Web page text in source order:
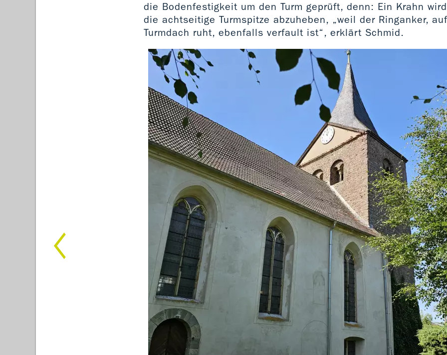
die Bodenfestigkeit um den Turm geprüft, denn: Ein Krahn
die achtseitige Turmspitze abzuheben, „weil der Ringanker,
Turmdach ruht, ebenfalls verfault ist“, erklärt Schmid.